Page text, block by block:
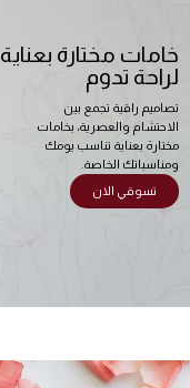
خامات مختارة بعناية
لراحة تدوم
تصاميم راقية تجمع بين
الاحتشام والعصرية، بخامات
مختارة بعناية تناسب يومك
ومناسباتك الخاصة.
تسوقي الان